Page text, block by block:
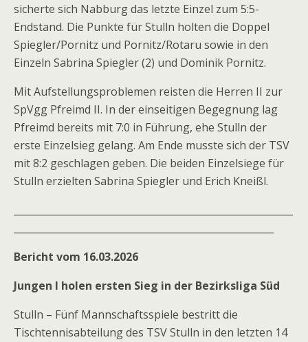
sicherte sich Nabburg das letzte Einzel zum 5:5-
Endstand. Die Punkte für Stulln holten die Doppel
Spiegler/Pornitz und Pornitz/Rotaru sowie in den
Einzeln Sabrina Spiegler (2) und Dominik Pornitz.
Mit Aufstellungsproblemen reisten die Herren II zur
SpVgg Pfreimd II. In der einseitigen Begegnung lag
Pfreimd bereits mit 7:0 in Führung, ehe Stulln der
erste Einzelsieg gelang. Am Ende musste sich der TSV
mit 8:2 geschlagen geben. Die beiden Einzelsiege für
Stulln erzielten Sabrina Spiegler und Erich Kneißl.
Bericht vom 16.03.2026
Jungen I holen ersten Sieg in der Bezirksliga Süd
Stulln – Fünf Mannschaftsspiele bestritt die
Tischtennisabteilung des TSV Stulln in den letzten 14